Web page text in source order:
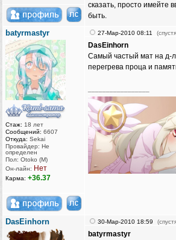
сказать, просто имейте
быть.
batyrmastyr
Стаж: 18 лет
Сообщений: 6607
Откуда: Sekai
Провайдер: Не
определен
Пол: Otoko (M)
Он-лайн: Нет
Карма: +36.37
27-Мар-2010 08:11
DasEinhorn
Самый частый мат на д-
перегрева проца и
DasEinhorn 30-Мар-2010 18:59
batyrmastyr